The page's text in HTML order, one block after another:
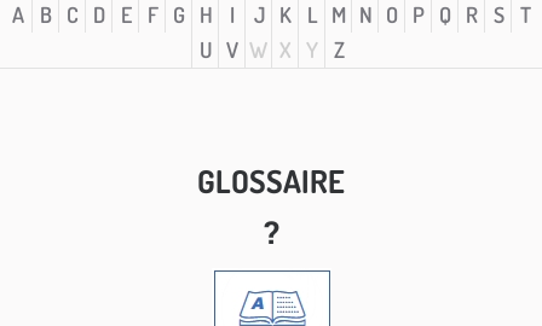
A B C D E F G H I J K L M N O P Q R S
T
U V W X Y Z
GLOSSAIRE
?